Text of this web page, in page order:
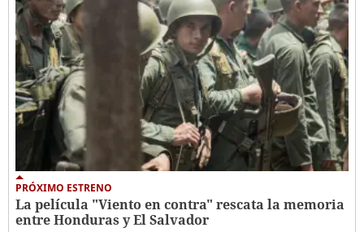
PRÓXIMO ESTRENO
La película "Viento en contra" rescata la memoria
entre Honduras y El Salvador